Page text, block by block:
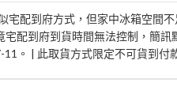
宅配到府方式，但家中冰箱空間
宅配到府到貨時間無法控制，簡訊
11。 | 此取貨方式限定不可貨到付